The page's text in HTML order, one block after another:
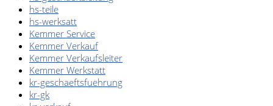
Flottenkunden
Connect
VW, Audi &
hs-teile
hs-werksatt
Kemmer Service
Kemmer Verkauf
Kemmer Verkaufsleiter
Kemmer Werkstatt
kr-geschaeftsfuehrung
kr-gk